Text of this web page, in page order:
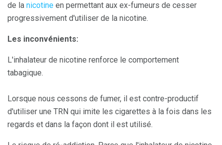
de la nicotine en permettant aux ex-fumeurs de cesser
progressivement d'utiliser de la nicotine.
Les inconvénients:
L'inhalateur de nicotine renforce le comportement
tabagique.
Lorsque nous cessons de fumer, il est contre-productif
d'utiliser une TRN qui imite les cigarettes à la fois dans les
regards et dans la façon dont il est utilisé.